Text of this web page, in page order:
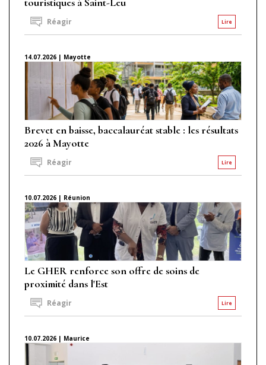
Lire
Réagir
14.07.2026 | Mayotte
Brevet en baisse, baccalauréat stable : les résultats
2026 à Mayotte
Lire
Réagir
10.07.2026 | Réunion
Le GHER renforce son offre de soins de
proximité dans l'Est
Lire
Réagir
10.07.2026 | Maurice